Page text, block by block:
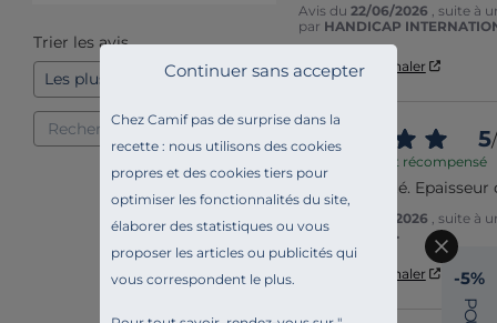
Chez Camif pas de surprise dans la
recette : nous utilisons des cookies
propres et des cookies tiers pour
optimiser les fonctionnalités du site,
élaborer des statistiques ou vous
proposer les articles ou publicités qui
vous correspondent le plus.
Continuer sans accepter
Trier les avis
Avis du 22/06/2026
, suite à
par HANDICAP
Utile(0) Signaler
5/
Avis vérifié et récompensé
Bonne qualité.
28/05/2026
, suite à
parBéatrice A.
Signaler -5%
P
O